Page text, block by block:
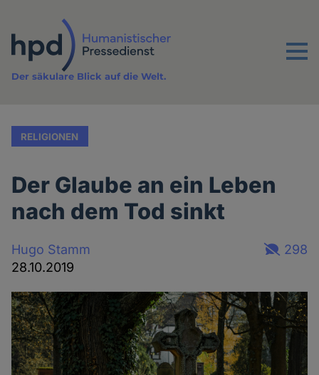
Inhalt
Menu
Der säkulare Blick auf die Welt.
RELIGIONEN
Der Glaube an ein Leben
nach dem Tod sinkt
Hugo Stamm
28.10.2019
298